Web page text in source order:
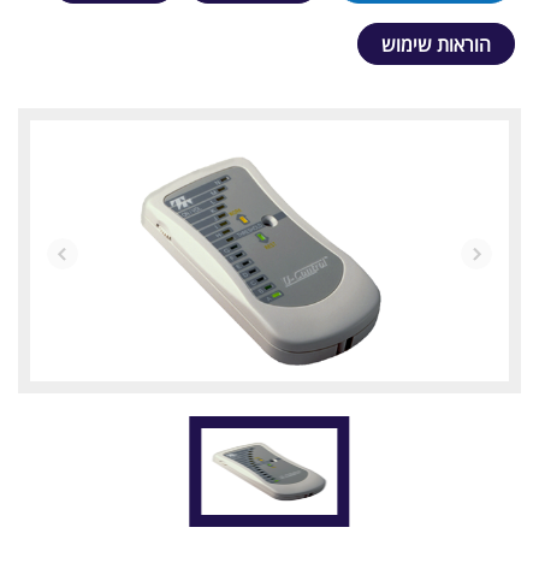
הוראות שימוש